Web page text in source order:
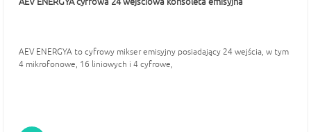
AEV ENERGYA to cyfrowy mikser emisyjny posiadający 24 wejścia, w tym
4 mikrofonowe, 16 liniowych i 4 cyfrowe,